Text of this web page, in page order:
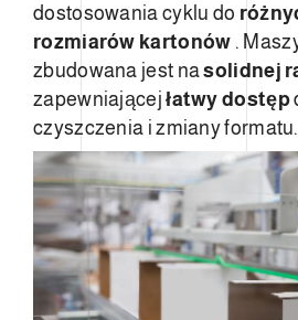
dostosowania cyklu do
rozmiarów kartonów .
zbudowana jest nasolidnej
zapewniającejłatwy dostęp
czyszczenia i zmiany formatu.